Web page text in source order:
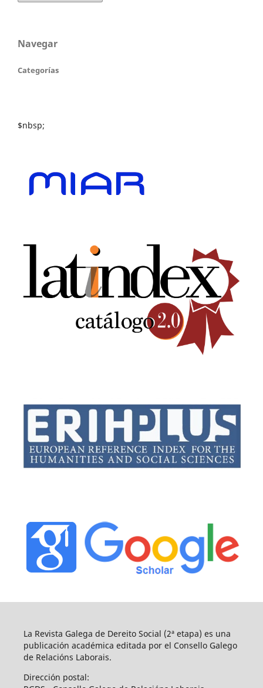
Navegar
Categorías
$nbsp;
La Revista Galega de Dereito Social (2ª etapa) es una
publicación académica editada por el Consello Galego
de Relacións Laborais.
Dirección postal: